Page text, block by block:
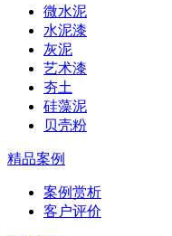
微水泥
水泥漆
灰泥
艺术漆
夯土
硅藻泥
贝壳粉
精品案例
案例赏析
客户评价